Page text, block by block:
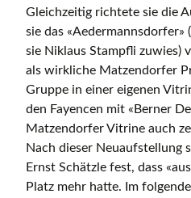
Gleichzeitig richtete sie die
sie das «Aedermannsdorfer»
sie Niklaus Stampfli zuwies)
als wirkliche Matzendorfer
Gruppe in einer eigenen
den Fayencen mit «Berner
Matzendorfer Vitrine auch
Nach dieser Neuaufstellung
Ernst Schätzle fest, dass
Platz mehr hatte. Im